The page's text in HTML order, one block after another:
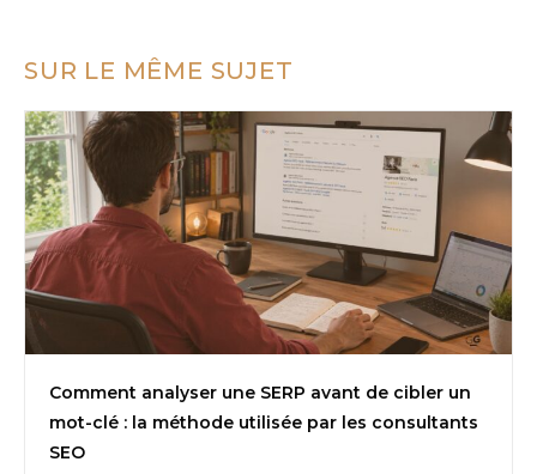
SUR LE MÊME SUJET
Comment analyser une SERP avant de cibler un
mot-clé : la méthode utilisée par les consultants
SEO